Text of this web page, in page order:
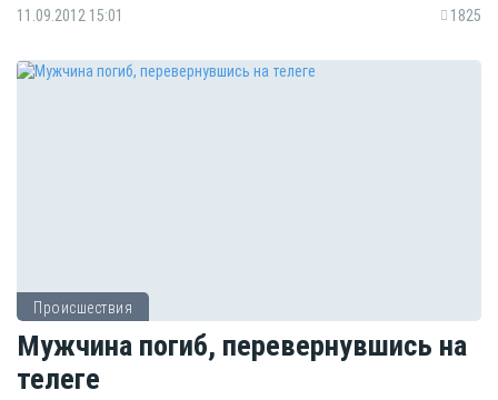
11.09.2012 15:01 1825
Происшествия
Мужчина погиб, перевернувшись на
телеге